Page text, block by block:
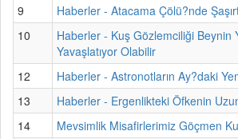
9
Haberler - Atacama Çölü?nde
10
Haberler - Kuş Gözlemciliği Beynin
Yavaşlatıyor Olabilir
12
Haberler - Astronotların Ay?daki
13
Haberler - Ergenlikteki Öfkenin
14
Mevsimlik Misafirlerimiz Göçmen